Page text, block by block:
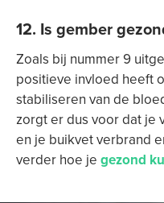
12. Is gember
Zoals bij nummer 9
positieve invloed heeft
stabiliseren van de
zorgt er dus voor dat je
en je buikvet verbrand
verder hoe je gezond